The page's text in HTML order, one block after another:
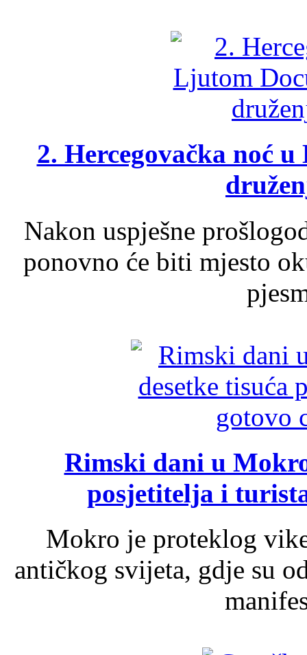
2. Hercegovačka noć
Nakon uspješne
ponovno će biti mjesto
Rimski dani u
posjetitelja i
Mokro je proteklog
antičkog svijeta, gdje su